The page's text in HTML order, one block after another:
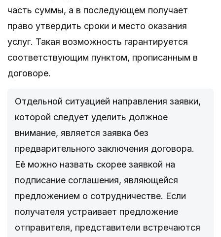
часть суммы, а в последующем получает
право утвердить сроки и место оказания
услуг. Такая возможность гарантируется
соответствующим пунктом, прописанным в
договоре.
Отдельной ситуацией направления заявки,
которой следует уделить должное
внимание, является заявка без
предварительного заключения договора.
Её можно назвать скорее заявкой на
подписание соглашения, являющейся
предложением о сотрудничестве. Если
получателя устраивает предложение
отправителя, представители встречаются